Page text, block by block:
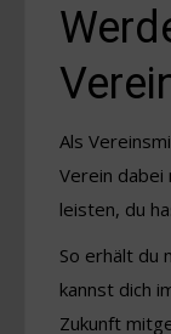
Als
Verein dabei
leisten, du
So erhält du
kannst dich
Zukunft